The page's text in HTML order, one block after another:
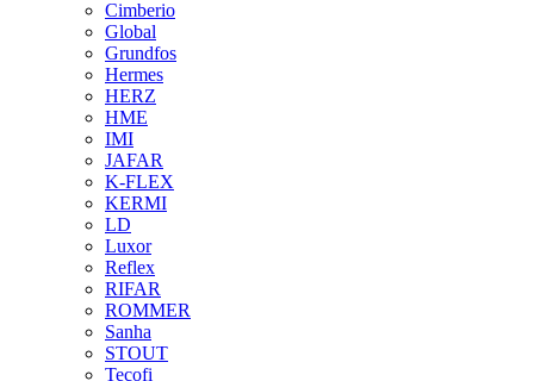
Cimberio
Global
Grundfos
Hermes
HERZ
HME
IMI
JAFAR
K-FLEX
KERMI
LD
Luxor
Reflex
RIFAR
ROMMER
Sanha
STOUT
Tecofi